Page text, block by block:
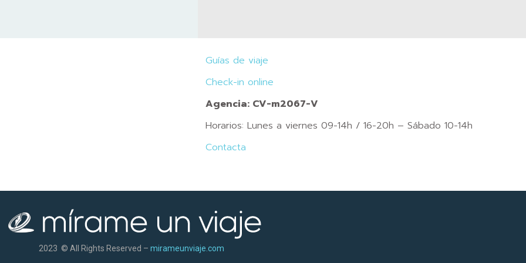
Guías de viaje
Check-in online
Agencia: CV-m2067-V
Horarios: Lunes a viernes 09-14h / 16-20h – Sábado 10-14h
Contacta
2023 © All Rights Reserved – mirameunviaje.com